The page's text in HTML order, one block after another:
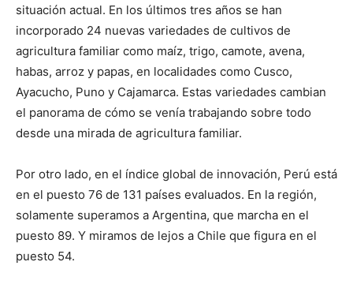
situación actual. En los últimos tres años se han
incorporado 24 nuevas variedades de cultivos de
agricultura familiar como maíz, trigo, camote, avena,
habas, arroz y papas, en localidades como Cusco,
Ayacucho, Puno y Cajamarca. Estas variedades cambian
el panorama de cómo se venía trabajando sobre todo
desde una mirada de agricultura familiar.
Por otro lado, en el índice global de innovación, Perú está
en el puesto 76 de 131 países evaluados. En la región,
solamente superamos a Argentina, que marcha en el
puesto 89. Y miramos de lejos a Chile que figura en el
puesto 54.